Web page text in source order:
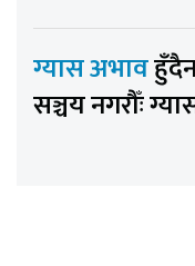
ग्यास अभाव
सञ्चय नगरौँः